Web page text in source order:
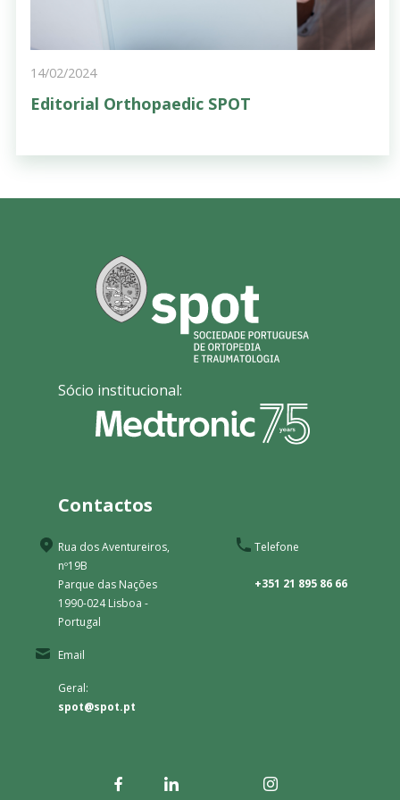
14/02/2024
Editorial Orthopaedic SPOT
Sócio institucional:
Contactos
Rua dos Aventureiros,
nº19B
Parque das Nações
1990-024 Lisboa -
Portugal
Telefone
+351 21 895 86 66
Email
Geral:
spot@spot.pt